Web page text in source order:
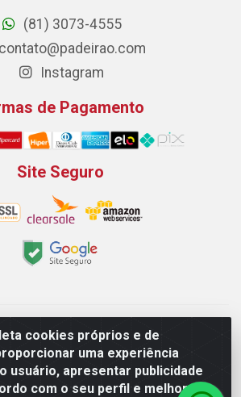
cookies próprios e de
uma experiência
usuário, apresentar publicidade
com o seu perfil e melhorar a
(81) 3073-4555
contato@padeirao.com
Instagram
de Pagamento
Site Seguro
de Produtos Para Panificação LTDA -
João Santos Filho, 2425, Gp B1 Bl. 02 -
dos Guararapes/PE - CEP 54.350-100 -
CNPJ 03.042.263/0001-51